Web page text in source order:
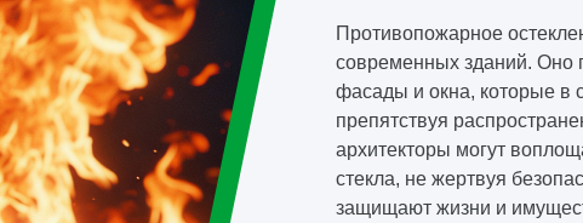
Противопожарное
современных зданий. Оно
фасады и окна, которые в
препятствуя
архитекторы могут
стекла, не жертвуя
защищают жизни и